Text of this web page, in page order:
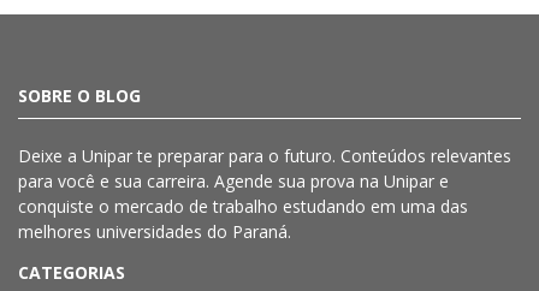
SOBRE O BLOG
Deixe a Uniparte preparar para o futuro. Conteúdos relevantes
para você e sua carreira. Agende sua prova na Unipar e
conquiste o mercado de trabalho estudando em uma das
melhores universidades do Paraná.
CATEGORIAS